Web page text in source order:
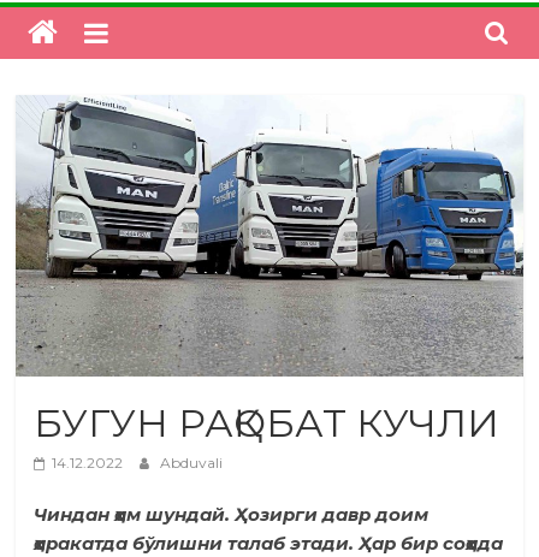
БУГУН РАҚОБАТ КУЧЛИ
14.12.2022 Abduvali
Чиндан ҳам шундай. Ҳозирги давр доим
ҳаракатда бўлишни талаб этади. Ҳар бир соҳада